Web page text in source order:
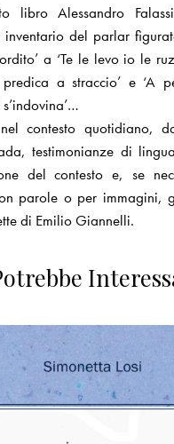
libro Alessandro
inventario del parlar
a ‘Te le levo io le
a straccio’ e ‘A
contesto quotidiano,
testimonianze di
del contesto e, se
parole o per immagini,
di Emilio Giannelli.